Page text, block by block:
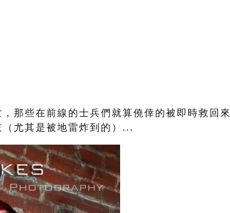
那些在前線的士兵們就算僥倖的被即時救回
尤其是被地雷炸到的）...